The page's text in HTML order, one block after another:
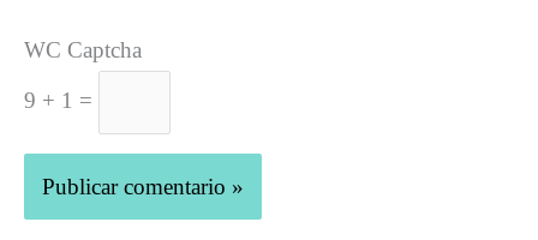
WC Captcha
9 + 1 =